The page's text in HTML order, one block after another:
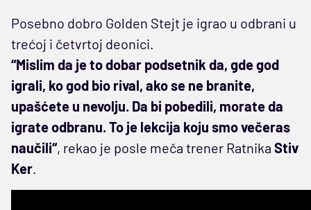
Posebno dobro Golden Stejt je igrao u odbrani u
trećoj i četvrtoj deonici.
“Mislim da je to dobar podsetnik da, gde god
igrali, ko god bio rival, ako se ne branite,
upašćete u nevolju. Da bi pobedili, morate da
igrate odbranu. To je lekcija koju smo večeras
naučili“, rekao je posle meča trener Ratnika Stiv
Ker.